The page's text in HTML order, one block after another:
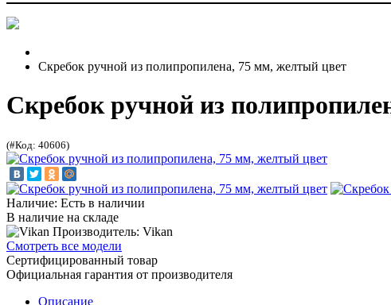
Скребок ручной из полипропилена, 75 мм, желтый цвет
Скребок ручной из
(#Код: 40606)
Наличие: Есть в наличии
В наличие на складе
Производитель: Vikan
Смотреть все модели
Сертифицированный товар
Официальная гарантия от производителя
Описание